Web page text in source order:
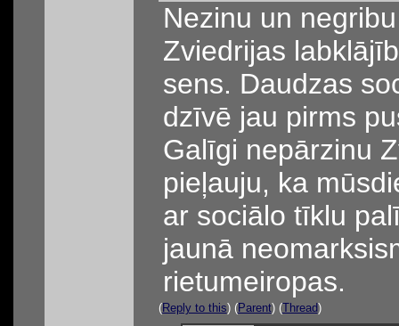
Nezinu un
Zviedrijas
sens. Daudzas
dzīvē jau pirms
Galīgi nepārzinu
pieļauju, ka
ar sociālo tīklu
jaunā
rietumeiropas.
(Reply to this) (Parent) (Thread)